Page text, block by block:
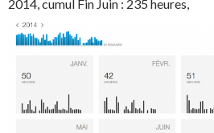
2014, cumul Fin Juin : 235 heures,